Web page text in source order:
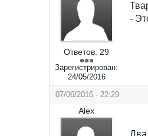
Ответов: 29
Зарегистрирован:
24/05/2016
-
07/06/2016 - 22:29
Alex
Два